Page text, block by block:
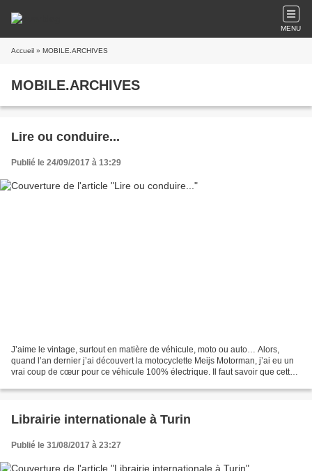
MENU
Accueil » MOBILE.ARCHIVES
MOBILE.ARCHIVES
Lire ou conduire...
Publié le 24/09/2017 à 13:29
J’aime le vintage, surtout en matière de véhicule, moto ou auto… Alors,
quand l’an dernier j’ai découvert la motocyclette Meijs Motorman, j’ai eu un
vrai coup de cœur pour ce véhicule 100% électrique. Il faut savoir que cette
Librairie internationale à Turin
Publié le 31/08/2017 à 23:27